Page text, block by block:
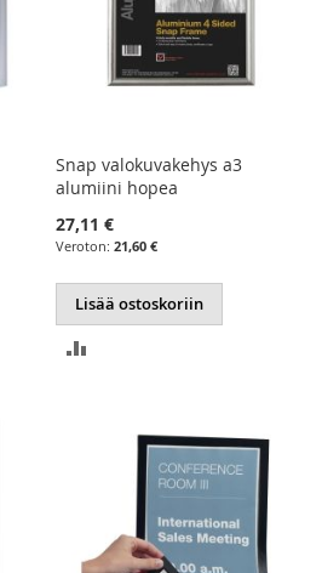
Snap valokuvakehys a3
alumiini hopea
27,11 €
21,60 €
Lisää ostoskoriin